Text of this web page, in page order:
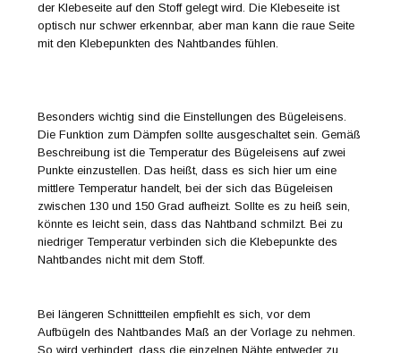
der Klebeseite auf den Stoff gelegt wird. Die Klebeseite ist
optisch nur schwer erkennbar, aber man kann die raue Seite
mit den Klebepunkten des Nahtbandes fühlen.
Besonders wichtig sind die Einstellungen des Bügeleisens.
Die Funktion zum Dämpfen sollte ausgeschaltet sein. Gemäß
Beschreibung ist die Temperatur des Bügeleisens auf zwei
Punkte einzustellen. Das heißt, dass es sich hier um eine
mittlere Temperatur handelt, bei der sich das Bügeleisen
zwischen 130 und 150 Grad aufheizt. Sollte es zu heiß sein,
könnte es leicht sein, dass das Nahtband schmilzt. Bei zu
niedriger Temperatur verbinden sich die Klebepunkte des
Nahtbandes nicht mit dem Stoff.
Bei längeren Schnittteilen empfiehlt es sich, vor dem
Aufbügeln des Nahtbandes Maß an der Vorlage zu nehmen.
So wird verhindert, dass die einzelnen Nähte entweder zu